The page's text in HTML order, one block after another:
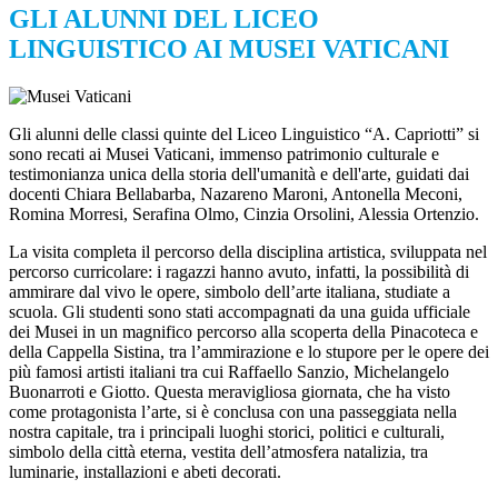
GLI ALUNNI DEL LICEO
LINGUISTICO AI MUSEI VATICANI
Gli alunni delle classi quinte del Liceo Linguistico “A. Capriotti” si
sono recati ai Musei Vaticani, immenso patrimonio culturale e
testimonianza unica della storia dell'umanità e dell'arte, guidati dai
docenti Chiara Bellabarba, Nazareno Maroni, Antonella Meconi,
Romina Morresi, Serafina Olmo, Cinzia Orsolini, Alessia Ortenzio.
La visita completa il percorso della disciplina artistica, sviluppata nel
percorso curricolare: i ragazzi hanno avuto, infatti, la possibilità di
ammirare dal vivo le opere, simbolo dell’arte italiana, studiate a
scuola. Gli studenti sono stati accompagnati da una guida ufficiale
dei Musei in un magnifico percorso alla scoperta della Pinacoteca e
della Cappella Sistina, tra l’ammirazione e lo stupore per le opere dei
più famosi artisti italiani tra cui Raffaello Sanzio, Michelangelo
Buonarroti e Giotto. Questa meravigliosa giornata, che ha visto
come protagonista l’arte, si è conclusa con una passeggiata nella
nostra capitale, tra i principali luoghi storici, politici e culturali,
simbolo della città eterna, vestita dell’atmosfera natalizia, tra
luminarie, installazioni e abeti decorati.